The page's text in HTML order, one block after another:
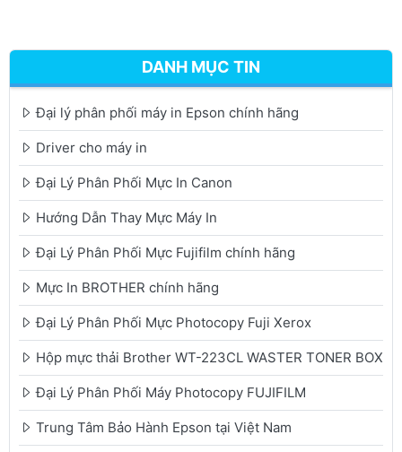
DANH MỤC TIN
Đại lý phân phối máy in Epson chính hãng
Driver cho máy in
Đại Lý Phân Phối Mực In Canon
Hướng Dẫn Thay Mực Máy In
Đại Lý Phân Phối Mực Fujifilm chính hãng
Mực In BROTHER chính hãng
Đại Lý Phân Phối Mực Photocopy Fuji Xerox
Hộp mực thải Brother WT-223CL WASTER TONER BOX
Đại Lý Phân Phối Máy Photocopy FUJIFILM
Trung Tâm Bảo Hành Epson tại Việt Nam